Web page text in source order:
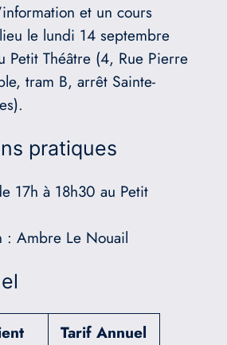
et un cours
le lundi 14 septembre
Petit Théâtre (4, Rue Pierre
tram B, arrêt Sainte-
pratiques
17h à 18h30 au Petit
: Ambre Le Nouail
Tarif Annuel